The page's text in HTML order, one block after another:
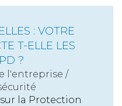
: VOTRE
T-ELLE LES
?
l'entreprise /
la Protection